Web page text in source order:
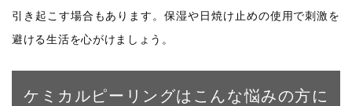
引き起こす場合もあります。保湿や日焼け止めの使用で刺激を
避ける生活を心がけましょう。
ケミカルピーリングはこんな悩みの方に